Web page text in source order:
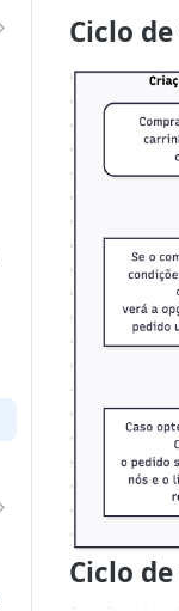
Ciclo
Ciclo